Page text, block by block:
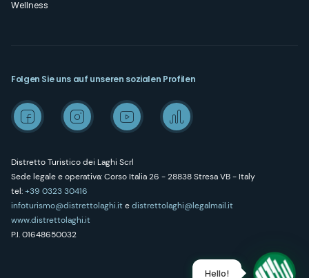
Wellness
Distretto Turistico dei Laghi Scrl
Sede legale e operativa: Corso Italia 26 - 28838 Stresa VB - Italy
tel:+39 0323 30416
infoturismo@distrettolaghi.itedistrettolaghi@legalmail.it
www.distrettolaghi.it
P.I. 01648650032
Folgen Sie uns auf unseren sozialen Profilen